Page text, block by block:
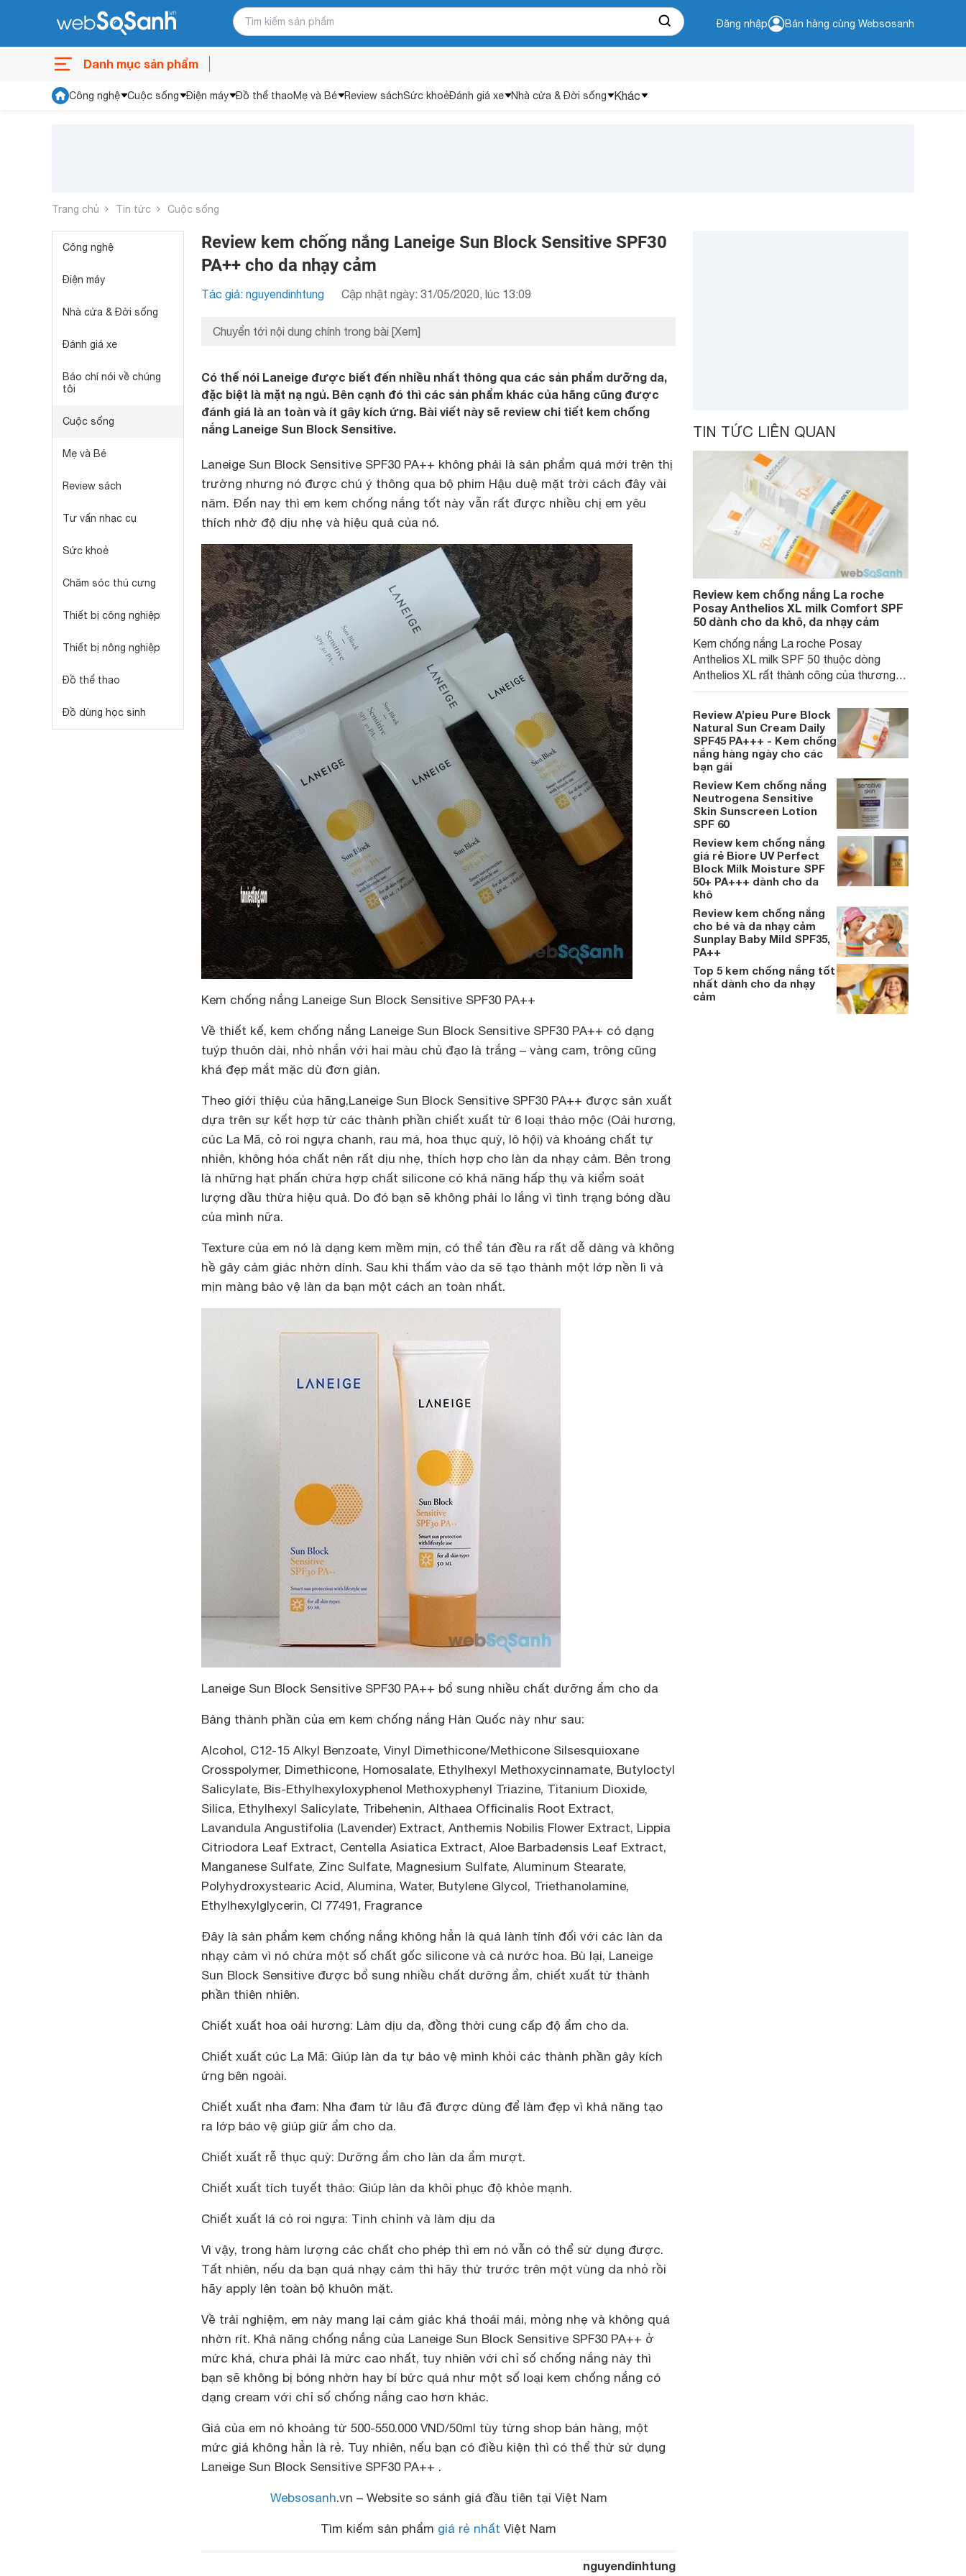
Đăng nhập Bán hàng cùng Websosanh
Danh mục sản phẩm
Công nghệ Cuộc sống Điện máy Đồ thể thaoMẹ và Bé Review sáchSức khoẻĐánh giá xe Nhà cửa & Đời sống Khác
Trang chủ Tin tức Cuộc sống
Công nghệ
Điện máy
Nhà cửa & Đời sống
Đánh giá xe
Báo chí nói về chúng
tôi
Cuộc sống
Mẹ và Bé
Review sách
Tư vấn nhạc cụ
Sức khoẻ
Chăm sóc thú cưng
Thiết bị công nghiệp
Thiết bị nông nghiệp
Đồ thể thao
Đồ dùng học sinh
Review kem chống nắng Laneige Sun Block Sensitive SPF30
PA++ cho da nhạy cảm
Tác giả: nguyendinhtung Cập nhật ngày: 31/05/2020, lúc 13:09
Chuyển tới nội dung chính trong bài [Xem]
Có thể nói Laneige được biết đến nhiều nhất thông qua các sản phẩm dưỡng da,
đặc biệt là mặt nạ ngủ. Bên cạnh đó thì các sản phẩm khác của hãng cũng được
đánh giá là an toàn và ít gây kích ứng. Bài viết này sẽ review chi tiết kem chống
nắng Laneige Sun Block Sensitive.
Laneige Sun Block Sensitive SPF30 PA++ không phải là sản phẩm quá mới trên thị
trường nhưng nó được chú ý thông qua bộ phim Hậu duệ mặt trời cách đây vài
năm. Đến nay thì em kem chống nắng tốt này vẫn rất được nhiều chị em yêu
thích nhờ độ dịu nhẹ và hiệu quả của nó.
Kem chống nắng Laneige Sun Block Sensitive SPF30 PA++
Về thiết kế, kem chống nắng Laneige Sun Block Sensitive SPF30 PA++ có dạng
tuýp thuôn dài, nhỏ nhắn với hai màu chủ đạo là trắng – vàng cam, trông cũng
khá đẹp mắt mặc dù đơn giản.
Theo giới thiệu của hãng,Laneige Sun Block Sensitive SPF30 PA++ được sản xuất
dựa trên sự kết hợp từ các thành phần chiết xuất từ 6 loại thảo mộc (Oải hương,
cúc La Mã, cỏ roi ngựa chanh, rau má, hoa thục quỳ, lô hội) và khoáng chất tự
nhiên, không hóa chất nên rất dịu nhẹ, thích hợp cho làn da nhạy cảm. Bên trong
là những hạt phấn chứa hợp chất silicone có khả năng hấp thụ và kiểm soát
lượng dầu thừa hiệu quả. Do đó bạn sẽ không phải lo lắng vì tình trạng bóng dầu
của mình nữa.
Texture của em nó là dạng kem mềm mịn, có thể tán đều ra rất dễ dàng và không
hề gây cảm giác nhờn dính. Sau khi thấm vào da sẽ tạo thành một lớp nền lì và
mịn màng bảo vệ làn da bạn một cách an toàn nhất.
Laneige Sun Block Sensitive SPF30 PA++ bổ sung nhiều chất dưỡng ẩm cho da
Bảng thành phần của em kem chống nắng Hàn Quốc này như sau:
Alcohol, C12-15 Alkyl Benzoate, Vinyl Dimethicone/Methicone Silsesquioxane
Crosspolymer, Dimethicone, Homosalate, Ethylhexyl Methoxycinnamate, Butyloctyl
Salicylate, Bis-Ethylhexyloxyphenol Methoxyphenyl Triazine, Titanium Dioxide,
Silica, Ethylhexyl Salicylate, Tribehenin, Althaea Officinalis Root Extract,
Lavandula Angustifolia (Lavender) Extract, Anthemis Nobilis Flower Extract, Lippia
Citriodora Leaf Extract, Centella Asiatica Extract, Aloe Barbadensis Leaf Extract,
Manganese Sulfate, Zinc Sulfate, Magnesium Sulfate, Aluminum Stearate,
Polyhydroxystearic Acid, Alumina, Water, Butylene Glycol, Triethanolamine,
Ethylhexylglycerin, CI 77491, Fragrance
Đây là sản phẩm kem chống nắng không hẳn là quá lành tính đối với các làn da
nhạy cảm vì nó chứa một số chất gốc silicone và cả nước hoa. Bù lại, Laneige
Sun Block Sensitive được bổ sung nhiều chất dưỡng ẩm, chiết xuất từ thành
phần thiên nhiên.
Chiết xuất hoa oải hương: Làm dịu da, đồng thời cung cấp độ ẩm cho da.
Chiết xuất cúc La Mã: Giúp làn da tự bảo vệ mình khỏi các thành phần gây kích
ứng bên ngoài.
Chiết xuất nha đam: Nha đam từ lâu đã được dùng để làm đẹp vì khả năng tạo
ra lớp bảo vệ giúp giữ ẩm cho da.
Chiết xuất rễ thục quỳ: Dưỡng ẩm cho làn da ẩm mượt.
Chiết xuất tích tuyết thảo: Giúp làn da khôi phục độ khỏe mạnh.
Chiết xuất lá cỏ roi ngựa: Tinh chỉnh và làm dịu da
Vì vậy, trong hàm lượng các chất cho phép thì em nó vẫn có thể sử dụng được.
Tất nhiên, nếu da bạn quá nhạy cảm thì hãy thử trước trên một vùng da nhỏ rồi
hãy apply lên toàn bộ khuôn mặt.
Về trải nghiệm, em này mang lại cảm giác khá thoái mái, mỏng nhẹ và không quá
nhờn rít. Khả năng chống nắng của Laneige Sun Block Sensitive SPF30 PA++ ở
mức khá, chưa phải là mức cao nhất, tuy nhiên với chỉ số chống nắng này thì
bạn sẽ không bị bóng nhờn hay bí bức quá như một số loại kem chống nắng có
dạng cream với chỉ số chống nắng cao hơn khác.
Giá của em nó khoảng từ 500-550.000 VND/50ml tùy từng shop bán hàng, một
mức giá không hẳn là rẻ. Tuy nhiên, nếu bạn có điều kiện thì có thể thử sử dụng
Laneige Sun Block Sensitive SPF30 PA++ .
Websosanh.vn – Website so sánh giá đầu tiên tại Việt Nam
Tìm kiếm sản phẩm giá rẻ nhất Việt Nam
nguyendinhtung
TIN TỨC LIÊN QUAN
Review kem chống nắng La roche
Posay Anthelios XL milk Comfort SPF
50 dành cho da khô, da nhạy cảm
Kem chống nắng La roche Posay
Anthelios XL milk SPF 50 thuộc dòng
Anthelios XL rất thành công của thương
hiệu dược mỹ phẩm đình đám tại Pháp -
La Roche Posay. Đây là sản phẩm nhận
được nhiều phản hồi tích cực của những
khách hàng có làn da thường, da khô, da
nhạy cảm.
Review A’pieu Pure Block
Natural Sun Cream Daily
SPF45 PA+++ - Kem chống
nắng hàng ngày cho các
bạn gái
Review Kem chống nắng
Neutrogena Sensitive
Skin Sunscreen Lotion
SPF 60
Review kem chống nắng
giá rẻ Biore UV Perfect
Block Milk Moisture SPF
50+ PA+++ dành cho da
khô
Review kem chống nắng
cho bé và da nhạy cảm
Sunplay Baby Mild SPF35,
PA++
Top 5 kem chống nắng tốt
nhất dành cho da nhạy
cảm